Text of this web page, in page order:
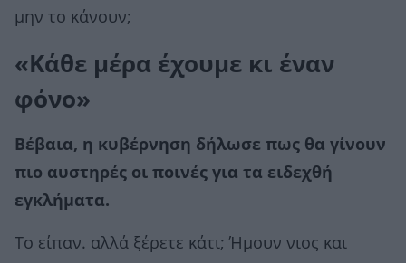
μην το κάνουν;
«Κάθε μέρα έχουμε κι έναν
φόνο»
Βέβαια, η κυβέρνηση δήλωσε πως θα γίνουν
πιο αυστηρές οι ποινές για τα ειδεχθή
εγκλήματα.
Το είπαν. αλλά ξέρετε κάτι; Ήμουν νιος και